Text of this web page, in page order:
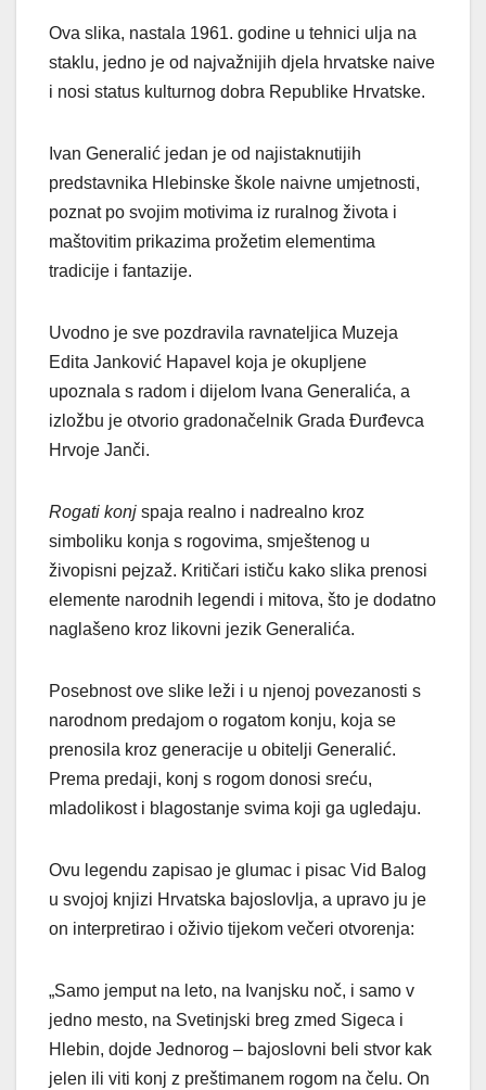
Ova slika, nastala 1961. godine u tehnici ulja na
staklu, jedno je od najvažnijih djela hrvatske naive
i nosi status kulturnog dobra Republike Hrvatske.
Ivan Generalić jedan je od najistaknutijih
predstavnika Hlebinske škole naivne umjetnosti,
poznat po svojim motivima iz ruralnog života i
maštovitim prikazima prožetim elementima
tradicije i fantazije.
Uvodno je sve pozdravila ravnateljica Muzeja
Edita Janković Hapavel koja je okupljene
upoznala s radom i dijelom Ivana Generalića, a
izložbu je otvorio gradonačelnik Grada Đurđevca
Hrvoje Janči.
Rogati konj spaja realno i nadrealno kroz
simboliku konja s rogovima, smještenog u
živopisni pejzaž. Kritičari ističu kako slika prenosi
elemente narodnih legendi i mitova, što je dodatno
naglašeno kroz likovni jezik Generalića.
Posebnost ove slike leži i u njenoj povezanosti s
narodnom predajom o rogatom konju, koja se
prenosila kroz generacije u obitelji Generalić.
Prema predaji, konj s rogom donosi sreću,
mladolikost i blagostanje svima koji ga ugledaju.
Ovu legendu zapisao je glumac i pisac Vid Balog
u svojoj knjizi Hrvatska bajoslovlja, a upravo ju je
on interpretirao i oživio tijekom večeri otvorenja:
„Samo jemput na leto, na Ivanjsku noč, i samo v
jedno mesto, na Svetinjski breg zmed Sigeca i
Hlebin, dojde Jednorog – bajoslovni beli stvor kak
jelen ili viti konj z preštimanem rogom na čelu. On